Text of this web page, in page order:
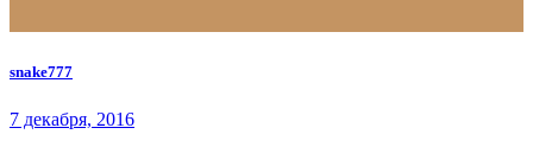
snake777
7 декабря, 2016